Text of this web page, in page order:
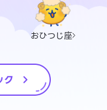
おひつじ座